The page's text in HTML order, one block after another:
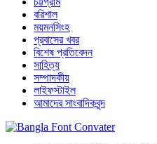
বরিশাল
ময়মনসিংহ
প্রবাসের খবর
বিশেষ প্রতিবেদন
সাহিত্য
সম্পাদকীয়
লাইফস্টাইল
আমাদের সাংবাদিকবৃন্দ